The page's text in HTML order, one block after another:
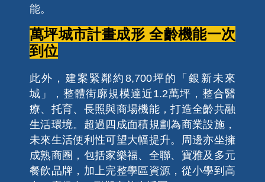
能。
萬坪城市計畫成形 全齡機能一次
到位
此外，建案緊鄰約8,700坪的「銀新未來
城」，整體街廓規模達近1.2萬坪，整合醫
療、托育、長照與商場機能，打造全齡共融
生活環境。超過四成面積規劃為商業設施，
未來生活便利性可望大幅提升。周邊亦坐擁
成熟商圈，包括家樂福、全聯、寶雅及多元
餐飲品牌，加上完整學區資源，從小學到高